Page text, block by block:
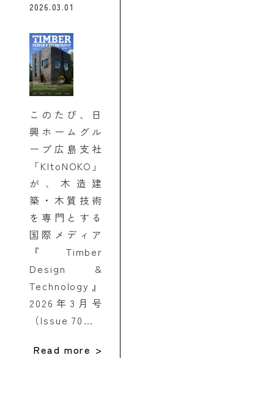
2026.03.01
このたび、日
興ホームグル
ープ広島支社
「KItoNOKO」
が、木造建
築・木質技術
を専門とする
国際メディア
『Timber
Design &
Technology』
2026年3月号
（Issue 70…
Read more